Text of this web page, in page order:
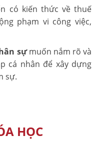
có kiến thức về thuế
phạm vi công việc,
sựmuốn nắm rõ và
cá nhân để xây dựng
sự.
HỌC